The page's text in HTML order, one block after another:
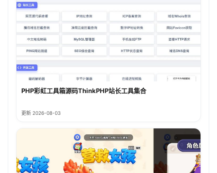
PHP彩虹工具箱源码ThinkPHP站长工具集合
更新 2026-08-03